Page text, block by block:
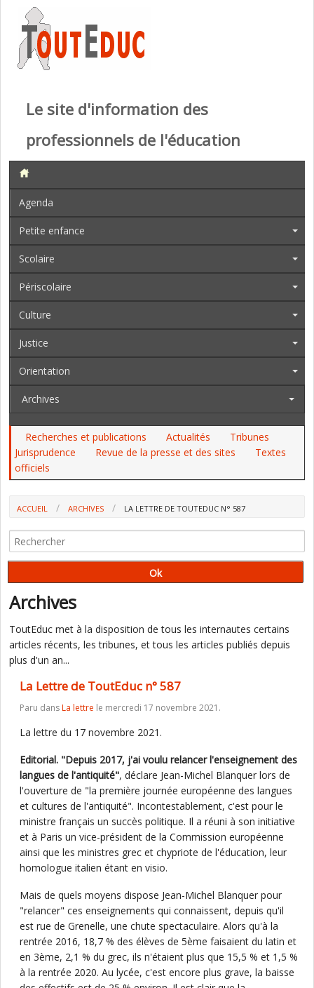
Le site d'information des
professionnels de l'éducation
Agenda
Petite enfance
Scolaire
Périscolaire
Culture
Justice
Orientation
Archives
Recherches et publications Actualités
Tribunes
Jurisprudence
Revue de la presse et des sites
Textes
officiels
ACCUEIL ARCHIVES LA LETTRE DE TOUTEDUC N° 587
Archives
ToutEduc met à la disposition de tous les internautes certains
articles récents, les tribunes, et tous les articles publiés depuis
plus d'un an...
La Lettre de ToutEduc n° 587
Paru dansLa lettre le mercredi 17 novembre 2021.
La lettre du 17 novembre 2021.
Editorial. "Depuis 2017, j'ai voulu relancer l'enseignement des
langues de l'antiquité", déclare Jean-Michel Blanquer lors de
l'ouverture de "la première journée européenne des langues
et cultures de l'antiquité". Incontestablement, c'est pour le
ministre français un succès politique. Il a réuni à son initiative
et à Paris un vice-président de la Commission européenne
ainsi que les ministres grec et chypriote de l'éducation, leur
homologue italien étant en visio.
Mais de quels moyens dispose Jean-Michel Blanquer pour
"relancer" ces enseignements qui connaissent, depuis qu'il
est rue de Grenelle, une chute spectaculaire. Alors qu'à la
rentrée 2016, 18,7 % des élèves de 5ème faisaient du latin et
en 3ème, 2,1 % du grec, ils n'étaient plus que 15,5 % et 1,5 %
à la rentrée 2020. Au lycée, c'est encore plus grave, la baisse